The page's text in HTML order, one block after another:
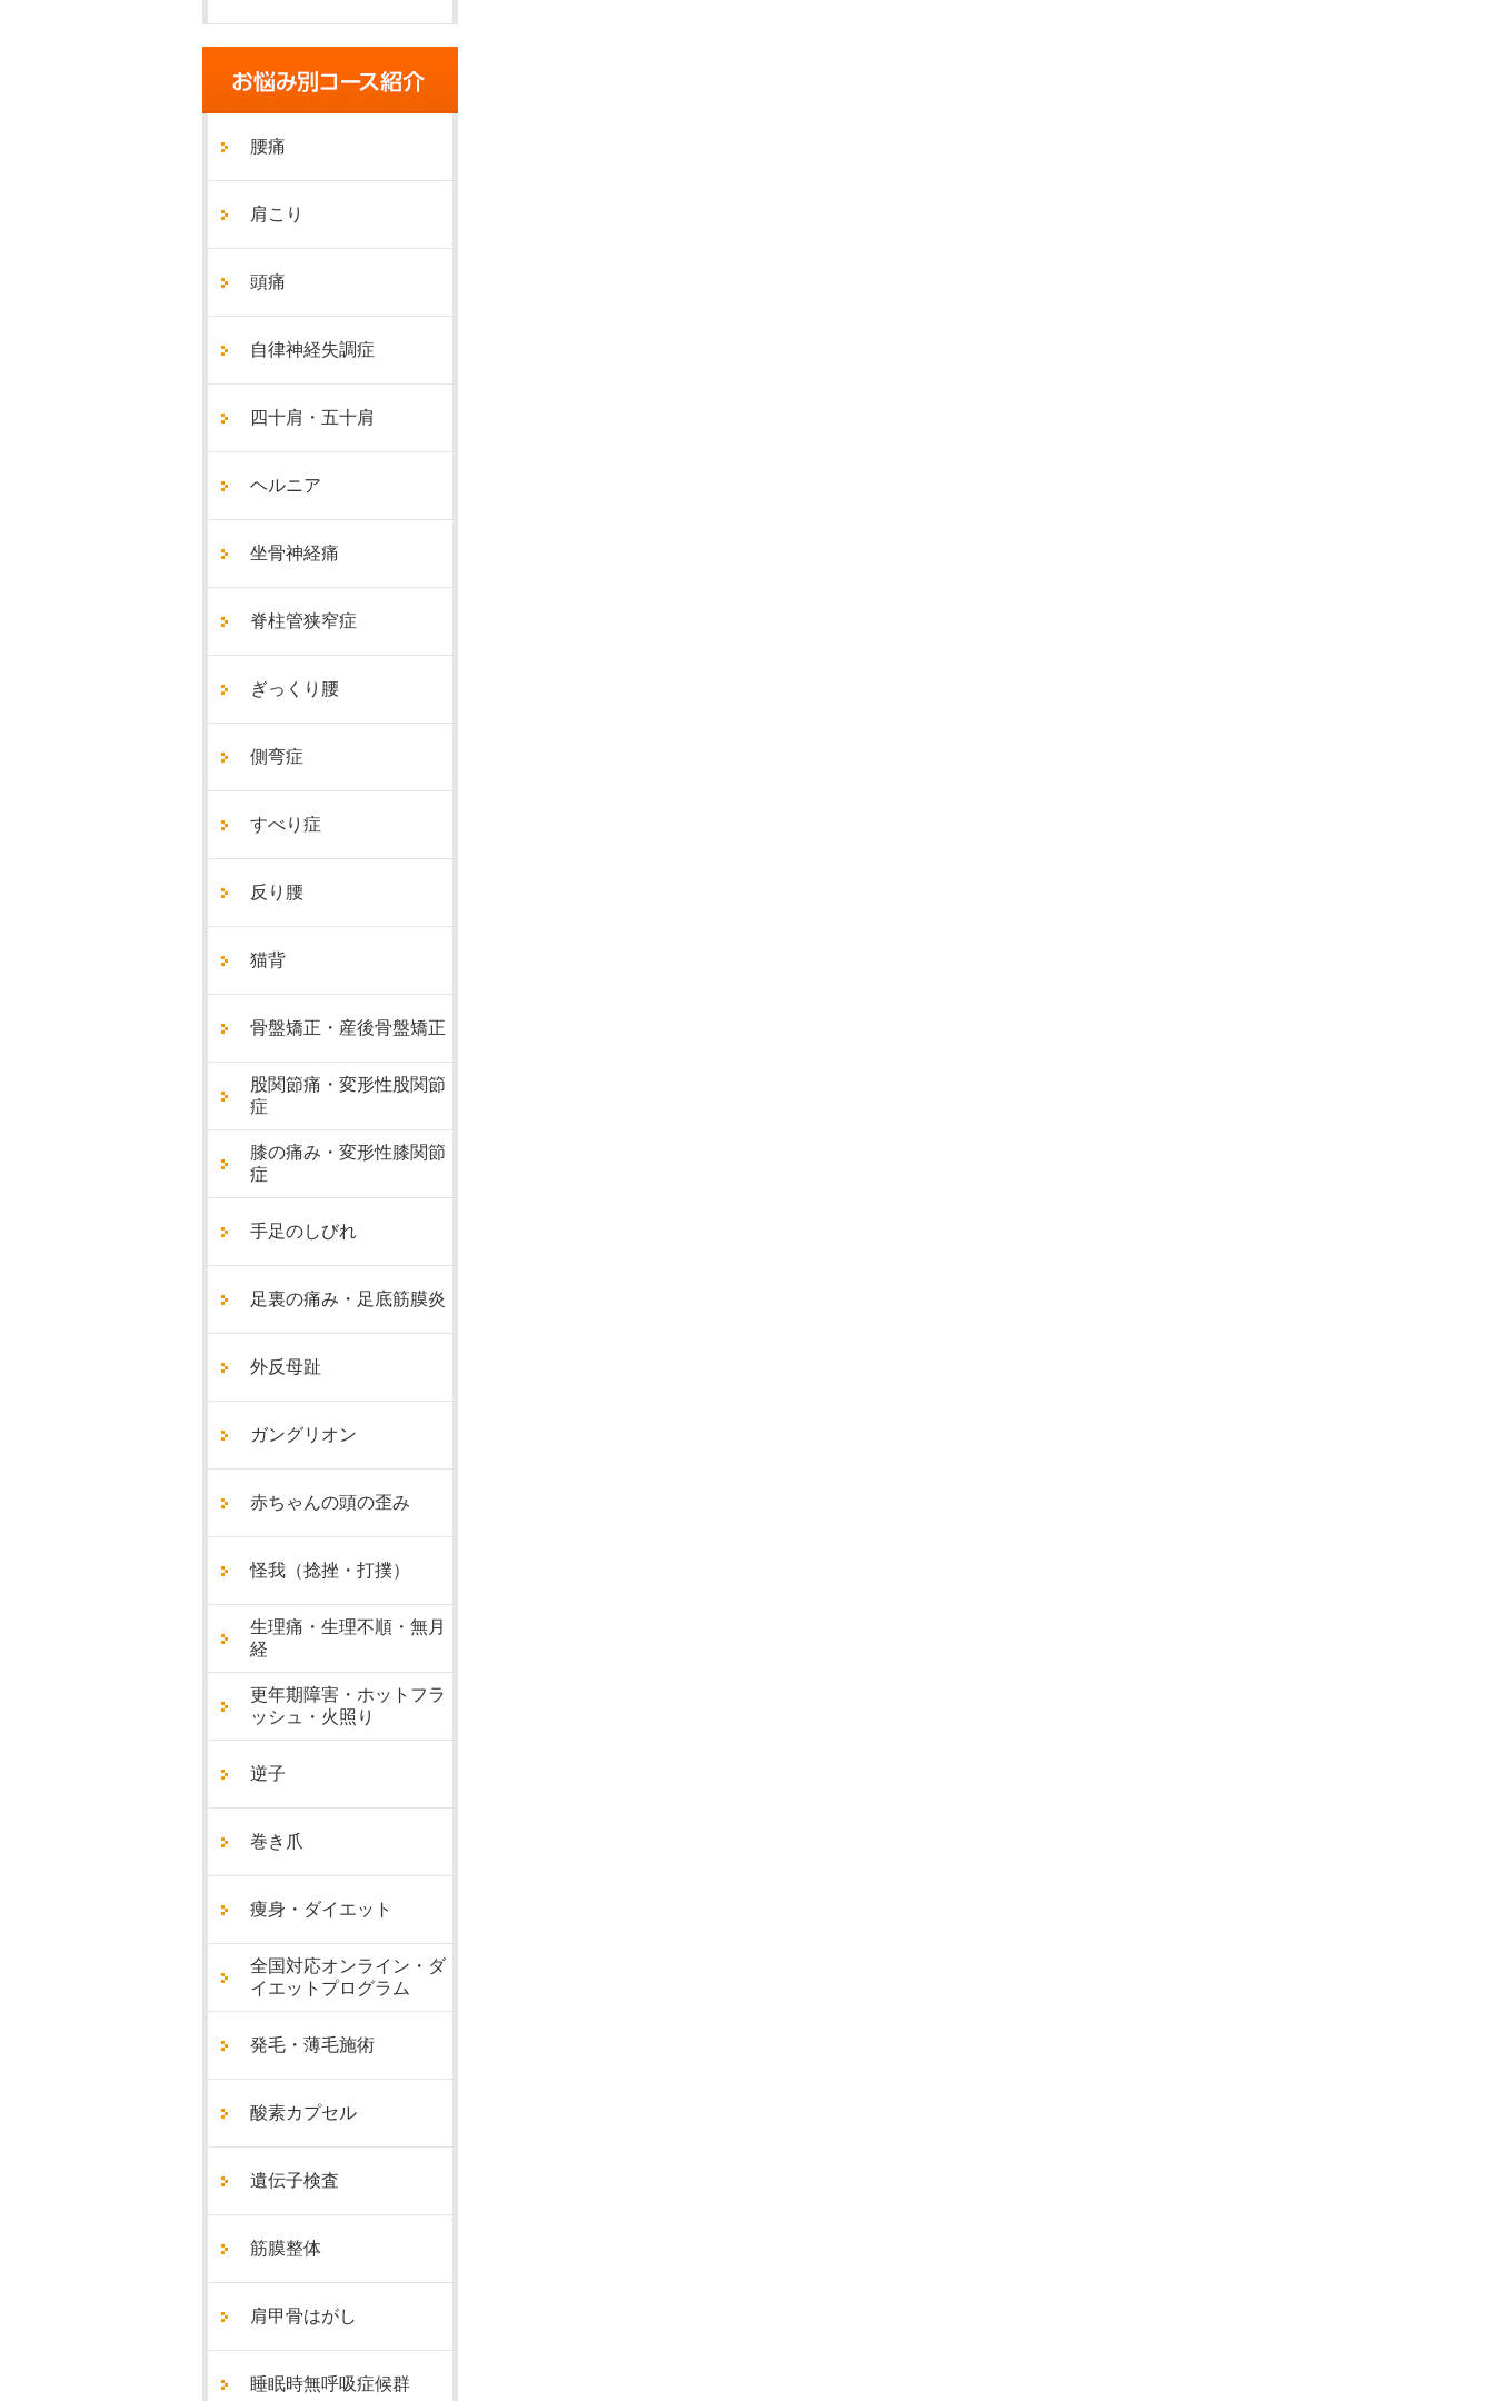
腰痛
肩こり
頭痛
自律神経失調症
四十肩・五十肩
ヘルニア
坐骨神経痛
脊柱管狭窄症
ぎっくり腰
側弯症
すべり症
反り腰
猫背
骨盤矯正・産後骨盤矯正
股関節痛・変形性股関節
症
膝の痛み・変形性膝関節
症
手足のしびれ
足裏の痛み・足底筋膜炎
外反母趾
ガングリオン
赤ちゃんの頭の歪み
怪我（捻挫・打撲）
生理痛・生理不順・無月
経
更年期障害・ホットフラ
ッシュ・火照り
逆子
巻き爪
痩身・ダイエット
全国対応オンライン・ダ
イエットプログラム
発毛・薄毛施術
酸素カプセル
遺伝子検査
筋膜整体
肩甲骨はがし
睡眠時無呼吸症候群